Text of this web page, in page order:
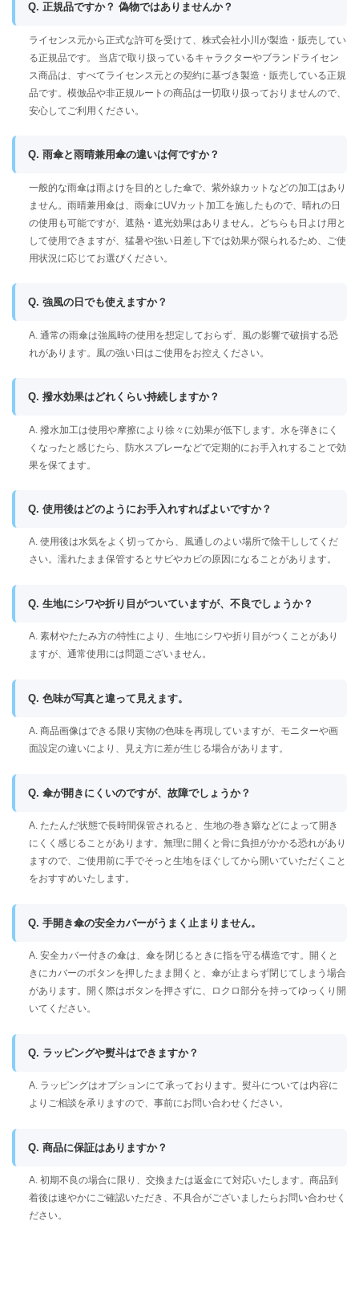
Q. 正規品ですか？ 偽物ではありませんか？
ライセンス元から正式な許可を受けて、株式会社小川が製造・販売してい
る正規品です。 当店で取り扱っているキャラクターやブランドライセン
ス商品は、すべてライセンス元との契約に基づき製造・販売している正規
品です。模倣品や非正規ルートの商品は一切取り扱っておりませんので、
安心してご利用ください。
Q. 雨傘と雨晴兼用傘の違いは何ですか？
一般的な雨傘は雨よけを目的とした傘で、紫外線カットなどの加工はあり
ません。雨晴兼用傘は、雨傘にUVカット加工を施したもので、晴れの日
の使用も可能ですが、遮熱・遮光効果はありません。どちらも日よけ用と
して使用できますが、猛暑や強い日差し下では効果が限られるため、ご使
用状況に応じてお選びください。
Q. 強風の日でも使えますか？
A. 通常の雨傘は強風時の使用を想定しておらず、風の影響で破損する恐
れがあります。風の強い日はご使用をお控えください。
Q. 撥水効果はどれくらい持続しますか？
A. 撥水加工は使用や摩擦により徐々に効果が低下します。水を弾きにく
くなったと感じたら、防水スプレーなどで定期的にお手入れすることで効
果を保てます。
Q. 使用後はどのようにお手入れすればよいですか？
A. 使用後は水気をよく切ってから、風通しのよい場所で陰干ししてくだ
さい。濡れたまま保管するとサビやカビの原因になることがあります。
Q. 生地にシワや折り目がついていますが、不良でしょうか？
A. 素材やたたみ方の特性により、生地にシワや折り目がつくことがあり
ますが、通常使用には問題ございません。
Q. 色味が写真と違って見えます。
A. 商品画像はできる限り実物の色味を再現していますが、モニターや画
面設定の違いにより、見え方に差が生じる場合があります。
Q. 傘が開きにくいのですが、故障でしょうか？
A. たたんだ状態で長時間保管されると、生地の巻き癖などによって開き
にくく感じることがあります。無理に開くと骨に負担がかかる恐れがあり
ますので、ご使用前に手でそっと生地をほぐしてから開いていただくこと
をおすすめいたします。
Q. 手開き傘の安全カバーがうまく止まりません。
A. 安全カバー付きの傘は、傘を閉じるときに指を守る構造です。開くと
きにカバーのボタンを押したまま開くと、傘が止まらず閉じてしまう場合
があります。開く際はボタンを押さずに、ロクロ部分を持ってゆっくり開
いてください。
Q. ラッピングや熨斗はできますか？
A. ラッピングはオプションにて承っております。熨斗については内容に
よりご相談を承りますので、事前にお問い合わせください。
Q. 商品に保証はありますか？
A. 初期不良の場合に限り、交換または返金にて対応いたします。商品到
着後は速やかにご確認いただき、不具合がございましたらお問い合わせく
ださい。